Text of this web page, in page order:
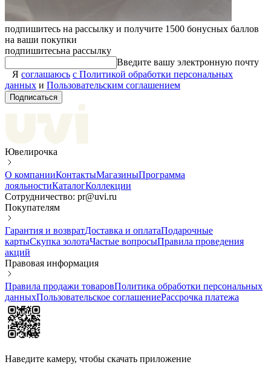
подпишитесь на рассылку и получите 1500 бонусных баллов
на ваши покупки
подпишитесьна рассылку
Введите вашу электронную почту
Я соглашаюсь с Политикой обработки персональных
данных и Пользовательским соглашением
Подписаться
Ювелирочка
О компанииКонтактыМагазиныПрограмма
лояльностиКаталогКоллекции
Сотрудничество: pr@uvi.ru
Покупателям
Гарантия и возвратДоставка и оплатаПодарочные
картыСкупка золотаЧастые вопросыПравила проведения
акций
Правовая информация
Правила продажи товаровПолитика обработки персональных
данныхПользовательское соглашениеРассрочка платежа
Наведите камеру, чтобы скачать приложение